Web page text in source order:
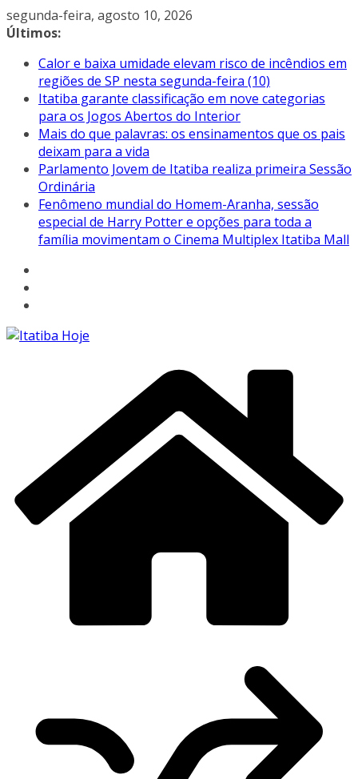
Pular
para
conteúdo
segunda-feira, agosto 10, 2026
Últimos:
Calor e baixa umidade elevam risco de incêndios em
regiões de SP nesta segunda-feira (10)
Itatiba garante classificação em nove categorias
para os Jogos Abertos do Interior
Mais do que palavras: os ensinamentos que os pais
deixam para a vida
Parlamento Jovem de Itatiba realiza primeira Sessão
Ordinária
Fenômeno mundial do Homem-Aranha, sessão
especial de Harry Potter e opções para toda a
família movimentam o Cinema Multiplex Itatiba Mall